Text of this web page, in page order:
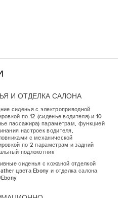
И ОТДЕЛКА САЛОНА
сиденья с электроприводной
по 12 (сиденье водителя) и 10
пассажира) параметрам, функцией
настроек водителя,
с механической
по 2 параметрам и задний
подлокотник
сиденья с кожаной отделкой
цвета Ebony и отделка салона